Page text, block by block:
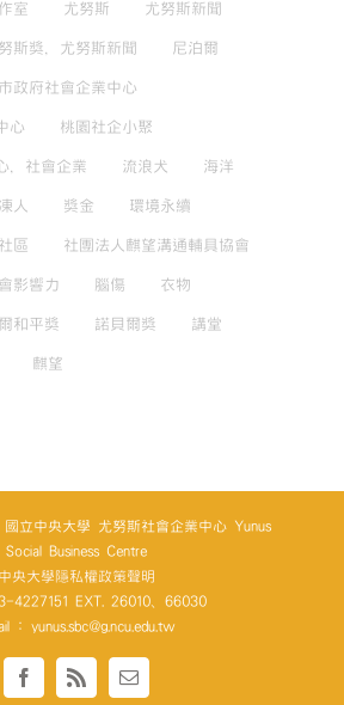
室 尤努斯 尤努斯新聞
斯獎，尤努斯新聞 尼泊爾
政府社會企業中心
心 桃園社企小聚
，社會企業 流浪犬 海洋
人 獎金 環境永續
社區 社團法人麒望溝通輔具協會
影響力 腦傷 衣物
和平獎 諾貝爾獎 講堂
麒望
立中央大學 尤努斯社會企業中心 Yunus
Social Business Centre
中央大學隱私權政策聲明
4227151 EXT. 26010、66030
: yunus.sbc@g.ncu.edu.tw
Facebook
Rss Email: